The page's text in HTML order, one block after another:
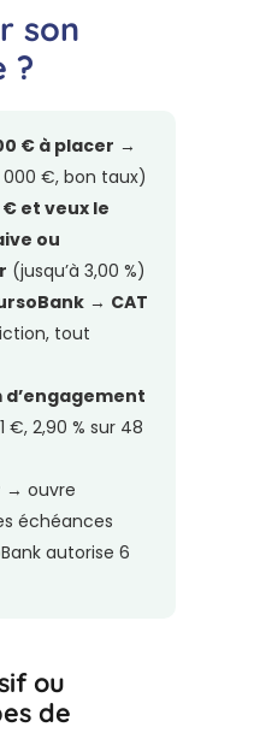
son
?
€ à placer →
000 €, bon taux)
€ et veux le
ou
(jusqu’à 3,00 %)
→ CAT
tout
d’engagement
€, 2,90 % sur 48
→ ouvre
échéances
autorise 6
ou
de